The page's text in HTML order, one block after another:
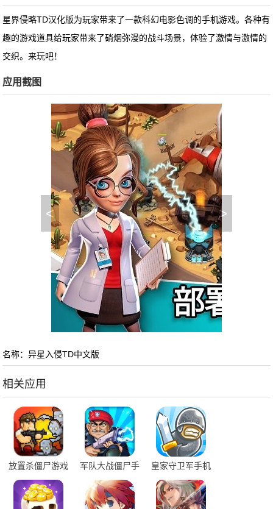
星界侵略TD汉化版为玩家带来了一款科幻电影色调的手机游戏。各种有
趣的游戏道具给玩家带来了硝烟弥漫的战斗场景，体验了激情与激情的
交织。来玩吧！
应用截图
< >
名称：异星入侵TD中文版
相关应用
放置杀僵尸游戏
军队大战僵尸手
机版
皇家守卫军手机
版